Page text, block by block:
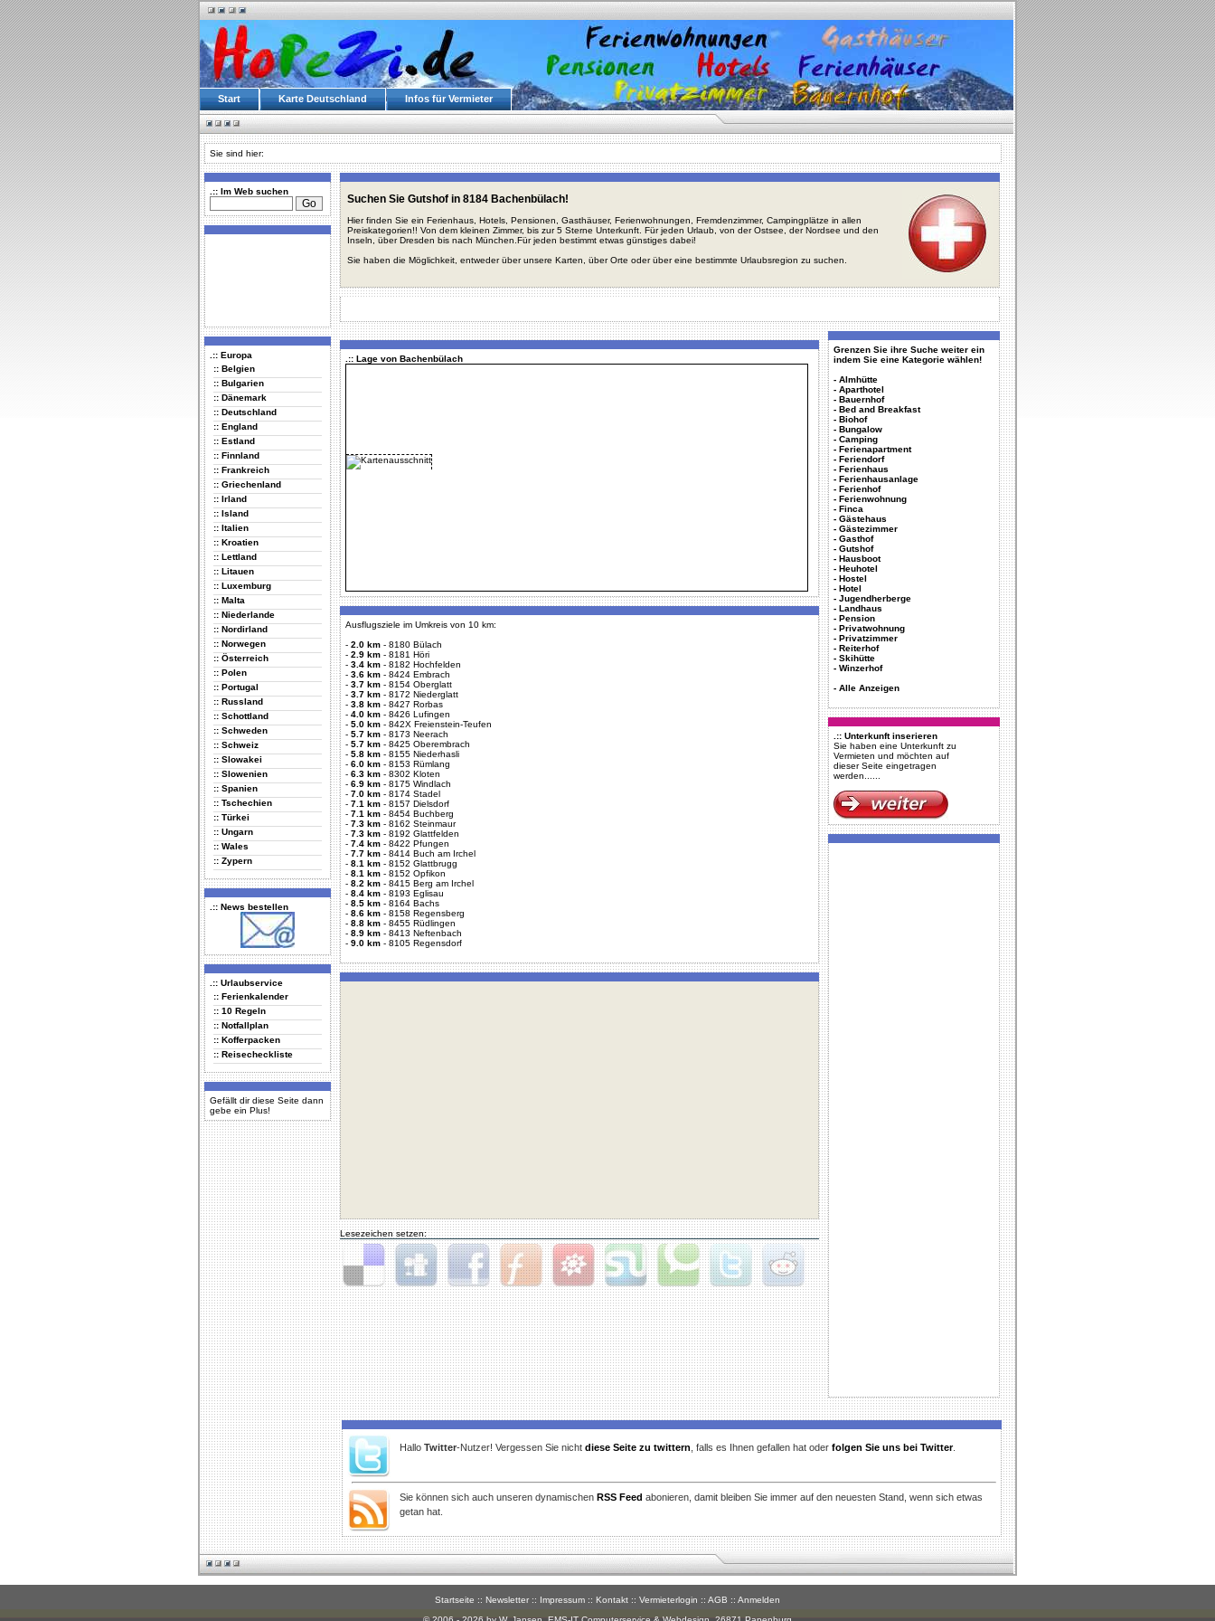
Start Karte Deutschland Infos für Vermieter
Sie sind hier:
.:: Im Web suchen
.:: Europa
:: Belgien
:: Bulgarien
:: Dänemark
:: Deutschland
:: England
:: Estland
:: Finnland
:: Frankreich
:: Griechenland
:: Irland
:: Island
:: Italien
:: Kroatien
:: Lettland
:: Litauen
:: Luxemburg
:: Malta
:: Niederlande
:: Nordirland
:: Norwegen
:: Österreich
:: Polen
:: Portugal
:: Russland
:: Schottland
:: Schweden
:: Schweiz
:: Slowakei
:: Slowenien
:: Spanien
:: Tschechien
:: Türkei
:: Ungarn
:: Wales
:: Zypern
.:: News bestellen
.:: Urlaubservice
:: Ferienkalender
:: 10 Regeln
:: Notfallplan
:: Kofferpacken
:: Reisecheckliste
Gefällt dir diese Seite dann
gebe ein Plus!
Suchen Sie Gutshof in 8184 Bachenbülach!
Hier finden Sie ein Ferienhaus, Hotels, Pensionen, Gasthäuser, Ferienwohnungen, Fremdenzimmer, Campingplätze in allen
Preiskategorien!! Von dem kleinen Zimmer, bis zur 5 Sterne Unterkunft. Für jeden Urlaub, von der Ostsee, der Nordsee und den
Inseln, über Dresden bis nach München.Für jeden bestimmt etwas günstiges dabei!
Sie haben die Möglichkeit, entweder über unsere Karten, über Orte oder über eine bestimmte Urlaubsregion zu suchen.
.:: Lage von Bachenbülach
Ausflugsziele im Umkreis von 10 km:
- 2.0 km - 8180 Bülach
- 2.9 km - 8181 Höri
- 3.4 km - 8182 Hochfelden
- 3.6 km - 8424 Embrach
- 3.7 km - 8154 Oberglatt
- 3.7 km - 8172 Niederglatt
- 3.8 km - 8427 Rorbas
- 4.0 km - 8426 Lufingen
- 5.0 km - 842X Freienstein-Teufen
- 5.7 km - 8173 Neerach
- 5.7 km - 8425 Oberembrach
- 5.8 km - 8155 Niederhasli
- 6.0 km - 8153 Rümlang
- 6.3 km - 8302 Kloten
- 6.9 km - 8175 Windlach
- 7.0 km - 8174 Stadel
- 7.1 km - 8157 Dielsdorf
- 7.1 km - 8454 Buchberg
- 7.3 km - 8162 Steinmaur
- 7.3 km - 8192 Glattfelden
- 7.4 km - 8422 Pfungen
- 7.7 km - 8414 Buch am Irchel
- 8.1 km - 8152 Glattbrugg
- 8.1 km - 8152 Opfikon
- 8.2 km - 8415 Berg am Irchel
- 8.4 km - 8193 Eglisau
- 8.5 km - 8164 Bachs
- 8.6 km - 8158 Regensberg
- 8.8 km - 8455 Rüdlingen
- 8.9 km - 8413 Neftenbach
- 9.0 km - 8105 Regensdorf
Lesezeichen setzen:
Delicious Digg Facebook Furl StudiVZ StumbleUponTechnorati Twitter Reddit
Grenzen Sie ihre Suche weiter ein
indem Sie eine Kategorie wählen!
- Almhütte
- Aparthotel
- Bauernhof
- Bed and Breakfast
- Biohof
- Bungalow
- Camping
- Ferienapartment
- Feriendorf
- Ferienhaus
- Ferienhausanlage
- Ferienhof
- Ferienwohnung
- Finca
- Gästehaus
- Gästezimmer
- Gasthof
- Gutshof
- Hausboot
- Heuhotel
- Hostel
- Hotel
- Jugendherberge
- Landhaus
- Pension
- Privatwohnung
- Privatzimmer
- Reiterhof
- Skihütte
- Winzerhof
- Alle Anzeigen
.:: Unterkunft inserieren
Sie haben eine Unterkunft zu
Vermieten und möchten auf
dieser Seite eingetragen
werden......
Hallo Twitter-Nutzer! Vergessen Sie nicht diese Seite zu twittern , falls es Ihnen gefallen hat oder folgen Sie uns bei Twitter.
Sie können sich auch unseren dynamischen RSS Feed abonieren, damit bleiben Sie immer auf den neuesten Stand, wenn sich etwas
getan hat.
Startseite :: Newsletter :: Impressum :: Kontakt :: Vermieterlogin :: AGB :: Anmelden